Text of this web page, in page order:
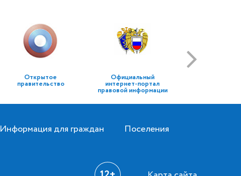
Открытое
правительство
Официальный
интернет-портал
правовой информации
Информация для граждан Поселения